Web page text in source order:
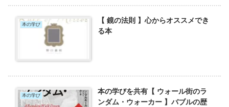
本の学び
【 鏡の法則 】心からオススメでき
る本
本の学び
本の学びを共有【 ウォール街のラ
ンダム・ウォーカー 】バブルの歴